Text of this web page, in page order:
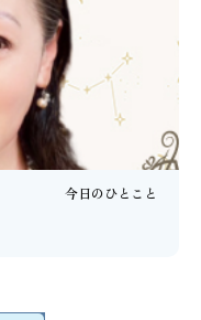
今日のひとこと